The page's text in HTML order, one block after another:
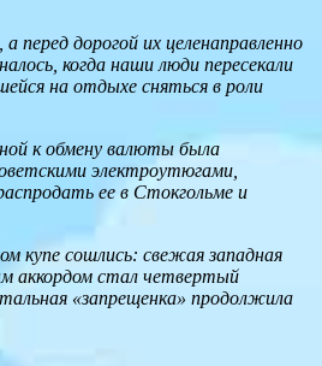
дорогой их целенаправленно
когда наши люди пересекали
на отдыхе сняться в роли
к обмену валюты была
электроутюгами,
ее в Стокгольме и
купе сошлись: свежая западная
аккордом стал четвертый
«запрещенка» продолжила